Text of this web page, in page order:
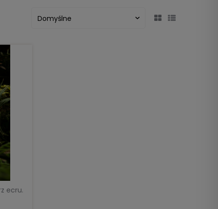
ecru.